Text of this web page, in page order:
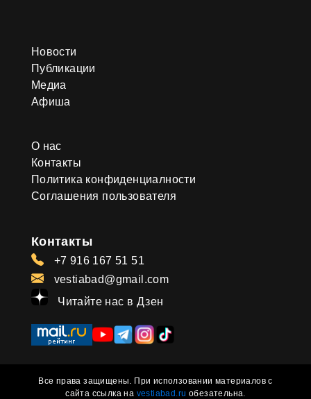
Новости
Публикации
Медиа
Афиша
О нас
Контакты
Политика конфиденциалности
Соглашения пользователя
Контакты
+7 916 167 51 51
vestiabad@gmail.com
Читайте нас в Дзен
Все права защищены. При исползовании материалов с
сайта ссылка на vestiabad.ru обезательна.